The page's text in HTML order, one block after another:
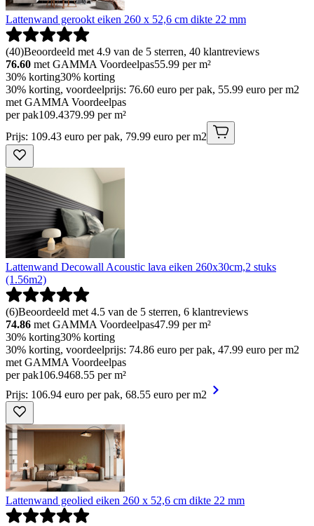
Lattenwand gerookt eiken 260 x 52,6 cm dikte 22 mm
(40)Beoordeeld met 4.9 van de 5 sterren, 40 klantreviews
76.60 met GAMMA Voordeelpas55.99 per m²
30% korting30% korting
30% korting, voordeelprijs: 76.60 euro per pak, 55.99 euro per m2
met GAMMA Voordeelpas
per pak109.4379.99 per m²
Prijs: 109.43 euro per pak, 79.99 euro per m2
Lattenwand Decowall Acoustic lava eiken 260x30cm,2 stuks
(1.56m2)
(6)Beoordeeld met 4.5 van de 5 sterren, 6 klantreviews
74.86 met GAMMA Voordeelpas47.99 per m²
30% korting30% korting
30% korting, voordeelprijs: 74.86 euro per pak, 47.99 euro per m2
met GAMMA Voordeelpas
per pak106.9468.55 per m²
Prijs: 106.94 euro per pak, 68.55 euro per m2
Lattenwand geolied eiken 260 x 52,6 cm dikte 22 mm